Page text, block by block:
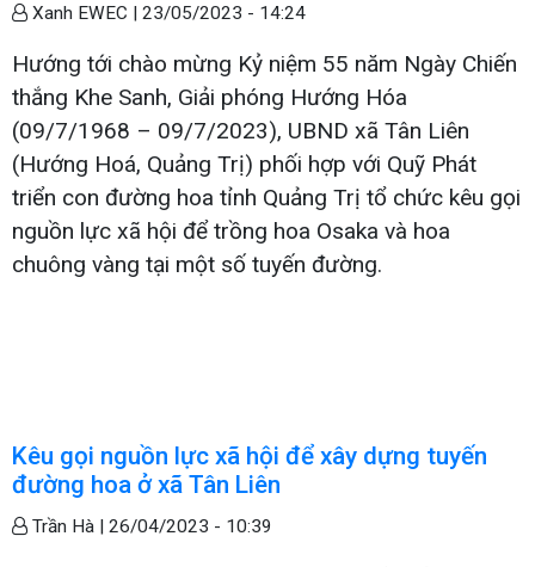
Xanh EWEC | 23/05/2023 - 14:24
Hướng tới chào mừng Kỷ niệm 55 năm Ngày Chiến
thắng Khe Sanh, Giải phóng Hướng Hóa
(09/7/1968 – 09/7/2023), UBND xã Tân Liên
(Hướng Hoá, Quảng Trị) phối hợp với Quỹ Phát
triển con đường hoa tỉnh Quảng Trị tổ chức kêu gọi
nguồn lực xã hội để trồng hoa Osaka và hoa
chuông vàng tại một số tuyến đường.
Kêu gọi nguồn lực xã hội để xây dựng tuyến
đường hoa ở xã Tân Liên
Trần Hà | 26/04/2023 - 10:39